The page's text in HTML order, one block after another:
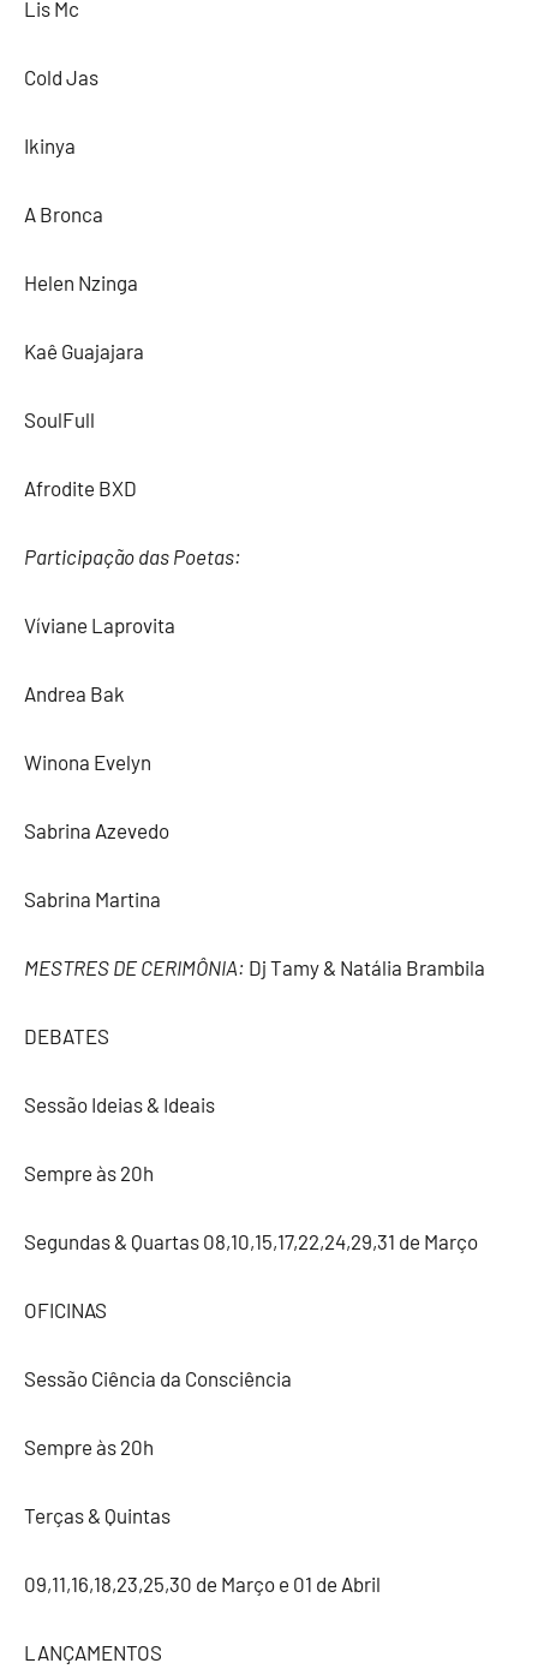
Lis Mc
Cold Jas
Ikinya
A Bronca
Helen Nzinga
Kaê Guajajara
SoulFull
Afrodite BXD
Participação das Poetas:
Víviane Laprovita
Andrea Bak
Winona Evelyn
Sabrina Azevedo
Sabrina Martina
MESTRES DE CERIMÔNIA: Dj Tamy & Natália Brambila
DEBATES
Sessão Ideias & Ideais
Sempre às 20h
Segundas & Quartas 08,10,15,17,22,24,29,31 de Março
OFICINAS
Sessão Ciência da Consciência
Sempre às 20h
Terças & Quintas
09,11,16,18,23,25,30 de Março e 01 de Abril
LANÇAMENTOS